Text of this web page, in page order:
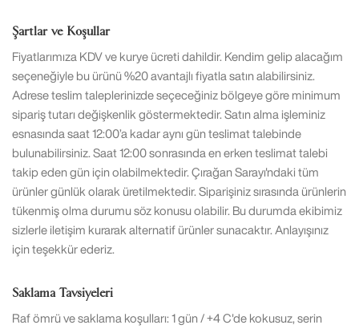
Şartlar ve Koşullar
Fiyatlarımıza KDV ve kurye ücreti dahildir. Kendim gelip alacağım
seçeneğiyle bu ürünü %20 avantajlı fiyatla satın alabilirsiniz.
Adrese teslim taleplerinizde seçeceğiniz bölgeye göre minimum
sipariş tutarı değişkenlik göstermektedir. Satın alma işleminiz
esnasında saat 12:00’a kadar aynı gün teslimat talebinde
bulunabilirsiniz. Saat 12:00 sonrasında en erken teslimat talebi
takip eden gün için olabilmektedir. Çırağan Sarayı'ndaki tüm
ürünler günlük olarak üretilmektedir. Siparişiniz sırasında ürünlerin
tükenmiş olma durumu söz konusu olabilir. Bu durumda ekibimiz
sizlerle iletişim kurarak alternatif ürünler sunacaktır. Anlayışınız
için teşekkür ederiz.
Saklama Tavsiyeleri
Raf ömrü ve saklama koşulları: 1 gün / +4 C'de kokusuz, serin